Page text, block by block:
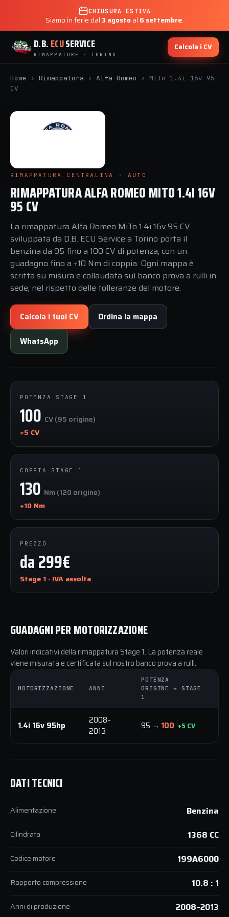
CHIUSURA ESTIVA
Siamo in ferie dal3 agostoal 6 settembre.
D.B. ECUSERVICE
RIMAPPATURE · TORINO
Calcola i CV
Home › Rimappatura › Alfa Romeo › MiTo 1.4i 16v 95
CV
RIMAPPATURA CENTRALINA · AUTO
RIMAPPATURA ALFA ROMEO MITO 1.4I 16V
95 CV
La rimappatura Alfa Romeo MiTo 1.4i 16v 95 CV
sviluppata da D.B. ECU Service a Torino porta il
benzina da 95 fino a 100 CV di potenza, con un
guadagno fino a +10 Nm di coppia. Ogni mappa è
scritta su misura e collaudata sul banco prova a rulli in
sede, nel rispetto delle tolleranze del motore.
Calcola i tuoi CV Ordina la mappa
WhatsApp
POTENZA STAGE 1
100 CV (95 origine)
+5 CV
COPPIA STAGE 1
130 Nm (120 origine)
+10 Nm
PREZZO
da 299€
Stage 1 · IVA assolta
GUADAGNI PER MOTORIZZAZIONE
Valori indicativi della rimappatura Stage 1. La potenza reale
viene misurata e certificata sul nostro banco prova a rulli.
MOTORIZZAZIONE ANNI
POTENZA
ORIGINE → STAGE
1
1.4i 16v 95hp
2008–
2013
95 → 100 +5 CV
DATI TECNICI
Alimentazione Benzina
Cilindrata 1368 CC
Codice motore 199A6000
Rapporto compressione 10.8 : 1
Anni di produzione 2008–2013